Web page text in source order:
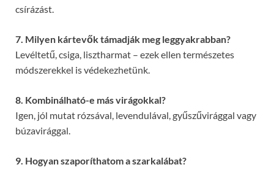
csírázást.
7. Milyen kártevők támadják meg leggyakrabban?
Levéltetű, csiga, lisztharmat – ezek ellen természetes
módszerekkel is védekezhetünk.
8. Kombinálható-e más virágokkal?
Igen, jól mutat rózsával, levendulával, gyűszűvirággal vagy
búzavirággal.
9. Hogyan szaporíthatom a szarkalábat?